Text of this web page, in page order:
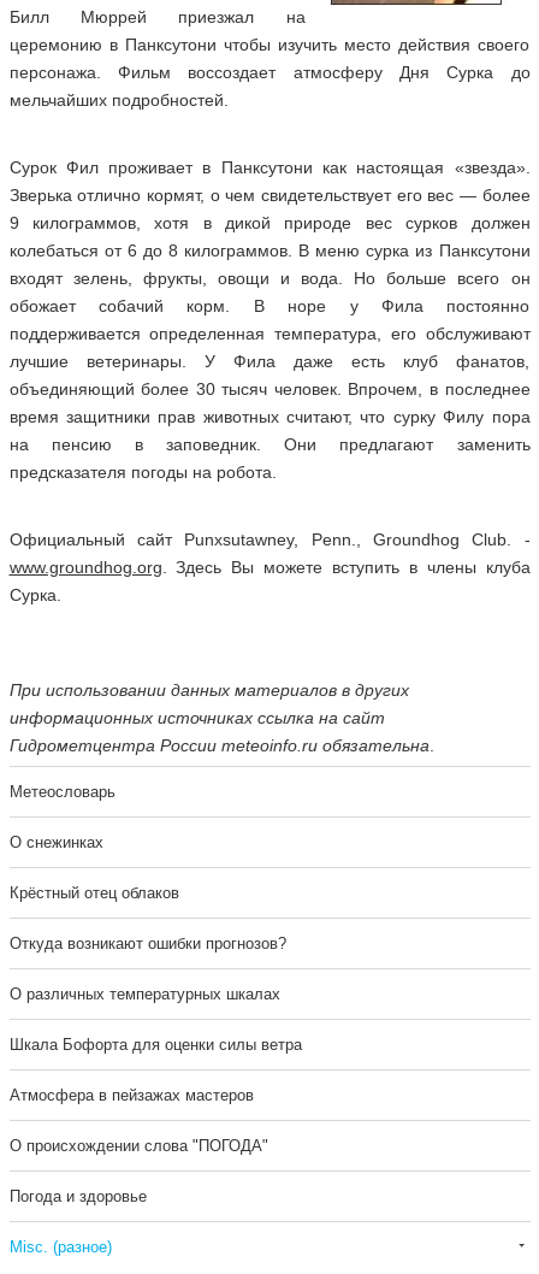
Билл Мюррей приезжал на
церемонию в Панксутони чтобы изучить место действия своего
персонажа. Фильм воссоздает атмосферу Дня Сурка до
мельчайших подробностей.
Сурок Фил проживает в Панксутони как настоящая «звезда».
Зверька отлично кормят, о чем свидетельствует его вес — более
9 килограммов, хотя в дикой природе вес сурков должен
колебаться от 6 до 8 килограммов. В меню сурка из Панксутони
входят зелень, фрукты, овощи и вода. Но больше всего он
обожает собачий корм. В норе у Фила постоянно
поддерживается определенная температура, его обслуживают
лучшие ветеринары. У Фила даже есть клуб фанатов,
объединяющий более 30 тысяч человек. Впрочем, в последнее
время защитники прав животных считают, что сурку Филу пора
на пенсию в заповедник. Они предлагают заменить
предсказателя погоды на робота.
Официальный сайт Punxsutawney, Penn., Groundhog Club. -
www.groundhog.org . Здесь Вы можете вступить в члены клуба
Сурка.
При использовании данных материалов в других
информационных источниках ссылка на сайт
Гидрометцентра России meteoinfo.ruобязательна
Метеословарь
О снежинках
Крёстный отец облаков
Откуда возникают ошибки прогнозов?
О различных температурных шкалах
Шкала Бофорта для оценки силы ветра
Атмосфера в пейзажах мастеров
О происхождении слова "ПОГОДА"
Погода и здоровье
Misc. (разное)